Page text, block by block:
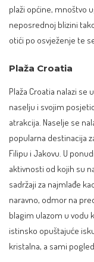
plaži općine, mnoštvo
neposrednoj blizini
otići po osvježenje te
Plaža Croatia
Plaža Croatia nalazi
naselju i svojim
atrakcija. Naselje se
popularna destinacija
Filipu i Jakovu. U
aktivnosti od kojih su
sadržaji za najmlađe
naravno, odmor na
blagim ulazom u vodu
istinsko opuštajuće
kristalna, a sami